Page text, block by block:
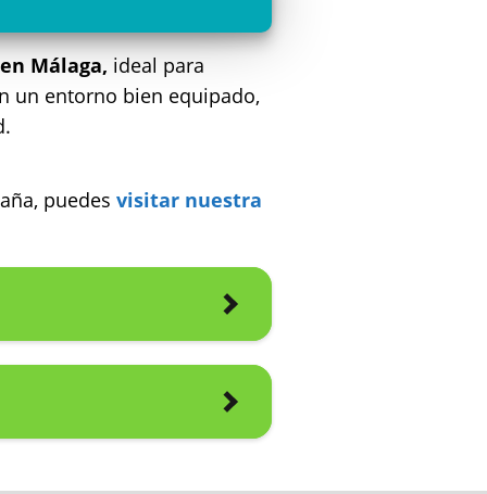
Málaga, ideal para
un entorno bien equipado,
puedes visitar nuestra